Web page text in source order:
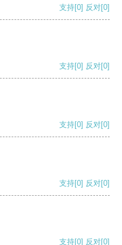
支持[0] 反对[0]
支持[0] 反对[0]
支持[0] 反对[0]
支持[0] 反对[0]
支持[0] 反对[0]